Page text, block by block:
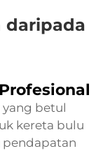
daripada
betul
kereta bulu
pendapatan